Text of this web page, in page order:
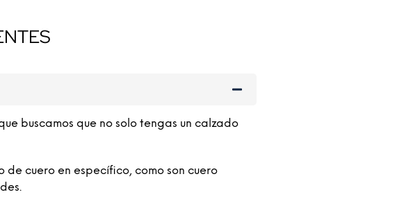
buscamos que no solo tengas un calzado
cuero en específico, como son cuero